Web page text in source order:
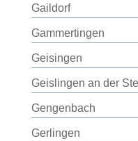
Gaildorf
Gammertingen
Geisingen
Geislingen an der
Gengenbach
Gerlingen